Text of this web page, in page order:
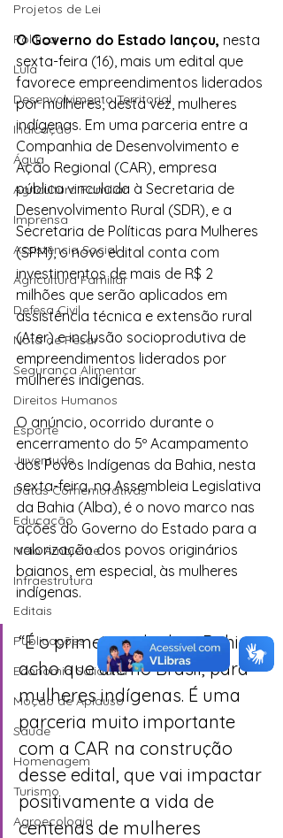
Projetos de Lei
Política
Lula
Desenvolvimento Territorial
Indicação
Água
Agricultura Familiar
Imprensa
Assistência Social
Agricultura Familiar
Defesa Civil
Nota de Pesar
Segurança Alimentar
Direitos Humanos
Esporte
Juventude
Datas Comemorativas
Educação
Meio Ambiente
Infraestrutura
Editais
Publicações
Economia Solidária
Moção de Aplauso
Saúde
Homenagem
Turismo
Agroecologia
O Governo do Estado lançou, nesta
sexta-feira (16), mais um edital que
favorece empreendimentos liderados
por mulheres, desta vez, mulheres
indígenas. Em uma parceria entre a
Companhia de Desenvolvimento e
Ação Regional (CAR), empresa
pública vinculada à Secretaria de
Desenvolvimento Rural (SDR), e a
Secretaria de Políticas para Mulheres
(SPM), o novo edital conta com
investimentos de mais de R$ 2
milhões que serão aplicados em
assistência técnica e extensão rural
(Ater) e inclusão socioprodutiva de
empreendimentos liderados por
mulheres indígenas.
O anúncio, ocorrido durante o
encerramento do 5º Acampamento
dos Povos Indígenas da Bahia, nesta
sexta-feira, na Assembleia Legislativa
da Bahia (Alba), é o novo marco nas
ações do Governo do Estado para a
valorização dos povos originários
baianos, em especial, às mulheres
indígenas.
“É o primeiro edital na Bahia,
acho que até no Brasil, para
mulheres indígenas. É uma
parceria muito importante
com a CAR na construção
desse edital, que vai impactar
positivamente a vida de
centenas de mulheres